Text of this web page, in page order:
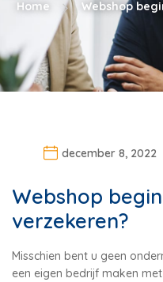
Home Webshop
december 8, 2022
Webshop
verzekeren?
Misschien bent u geen
een eigen bedrijf maken